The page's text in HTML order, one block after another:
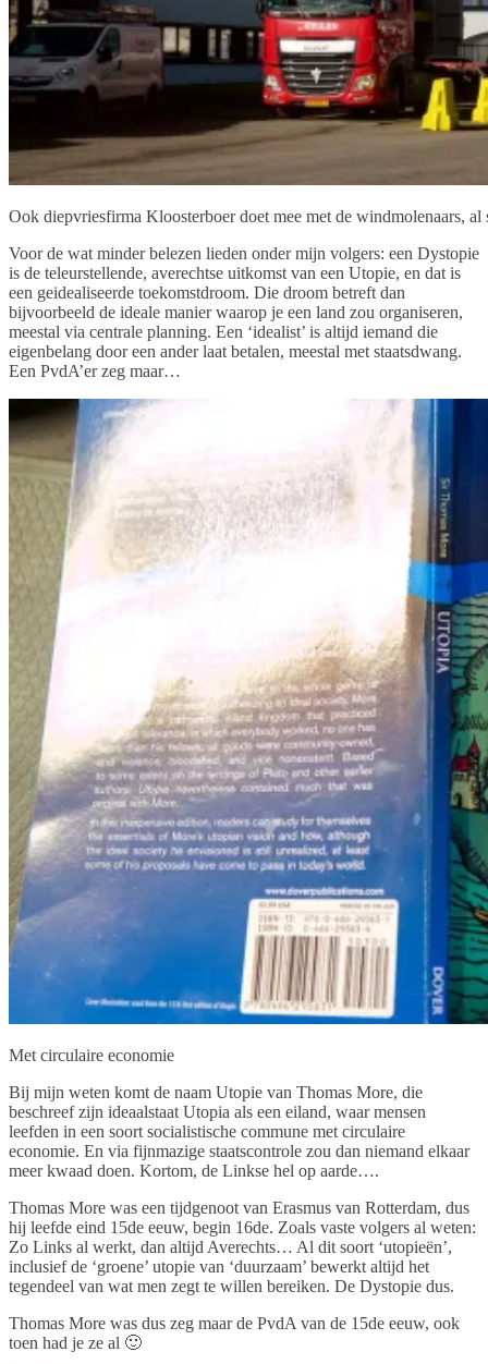
Ook diepvriesfirma Kloosterboer doet mee met de windmolenaars,
Voor de wat minder belezen lieden onder mijn volgers: een Dystopie
is de teleurstellende, averechtse uitkomst van een Utopie, en dat is
een geidealiseerde toekomstdroom. Die droom betreft dan
bijvoorbeeld de ideale manier waarop je een land zou organiseren,
meestal via centrale planning. Een ‘idealist’ is altijd iemand die
eigenbelang door een ander laat betalen, meestal met staatsdwang.
Een PvdA’er zeg maar…
Met circulaire economie
Bij mijn weten komt de naam Utopie van Thomas More, die
beschreef zijn ideaalstaat Utopia als een eiland, waar mensen
leefden in een soort socialistische commune met circulaire
economie. En via fijnmazige staatscontrole zou dan niemand elkaar
meer kwaad doen. Kortom, de Linkse hel op aarde….
Thomas More was een tijdgenoot van Erasmus van Rotterdam, dus
hij leefde eind 15de eeuw, begin 16de. Zoals vaste volgers al weten:
Zo Links al werkt, dan altijd Averechts… Al dit soort ‘utopieën’,
inclusief de ‘groene’ utopie van ‘duurzaam’ bewerkt altijd het
tegendeel van wat men zegt te willen bereiken. De Dystopie dus.
Thomas More was dus zeg maar de PvdA van de 15de eeuw, ook
toen had je ze al 🙂